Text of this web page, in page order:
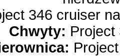
346 cruiser
Chwyty: Project